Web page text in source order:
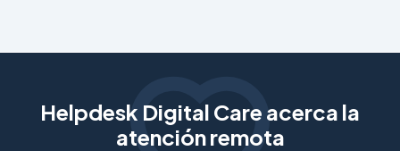
Helpdesk Digital Care acerca la
atención remota